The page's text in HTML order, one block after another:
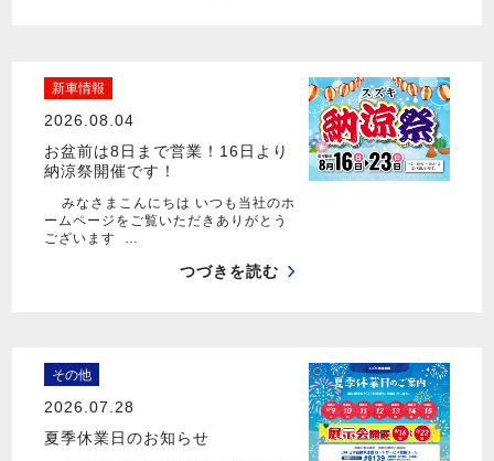
新車情報
2026.08.04
お盆前は8日まで営業！16日より
納涼祭開催です！
みなさまこんにちは いつも当社のホ
ームページをご覧いただきありがとう
ございます …
つづきを読む
その他
2026.07.28
夏季休業日のお知らせ